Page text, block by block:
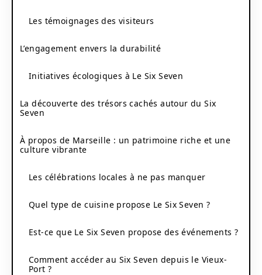
Les témoignages des visiteurs
L’engagement envers la durabilité
Initiatives écologiques à Le Six Seven
La découverte des trésors cachés autour du Six
Seven
À propos de Marseille : un patrimoine riche et une
culture vibrante
Les célébrations locales à ne pas manquer
Quel type de cuisine propose Le Six Seven ?
Est-ce que Le Six Seven propose des événements ?
Comment accéder au Six Seven depuis le Vieux-
Port ?